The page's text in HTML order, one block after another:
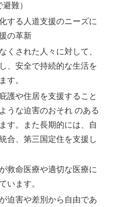
難）
する人道支援のニーズに
の革新
くされた人々に対して、
、安全で持続的な生活を
す。
護や住居を支援すること
うな迫害のおそれ のある
す。また長期的には、自
合、第三国定住を支援し
救命医療や適切な医療に
います。
迫害や差別から自由であ